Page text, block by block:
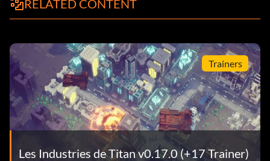
RELATED CONTENT
Trainers
Les Industries de Titan v0.17.0 (+17 Trainer)